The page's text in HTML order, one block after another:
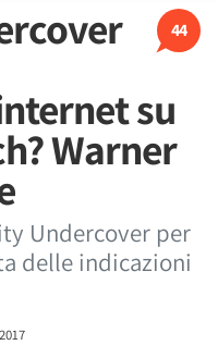
44
su
Warner
Undercover per
delle indicazioni